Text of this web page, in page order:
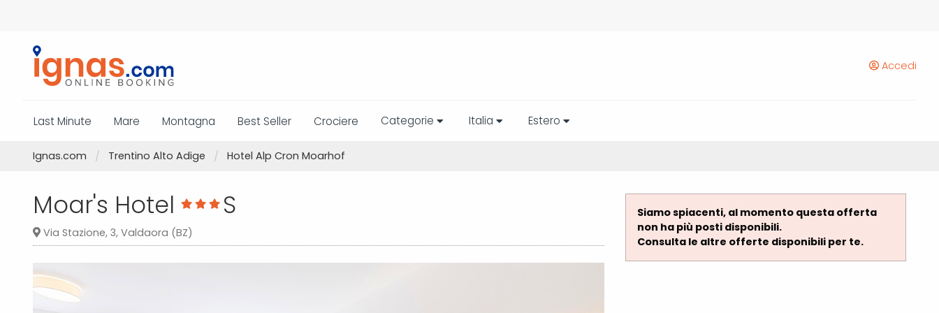
Accedi
Last Minute Mare Montagna Best Seller Crociere Categorie Italia Estero
Ignas.com Trentino Alto Adige Hotel Alp Cron Moarhof
Moar's Hotel S
Via Stazione, 3, Valdaora (BZ)
Siamo spiacenti, al momento questa offerta
non ha più posti disponibili.
Consulta le altre offerte disponibili per te.